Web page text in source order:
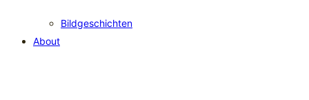
Bildgeschichten
About